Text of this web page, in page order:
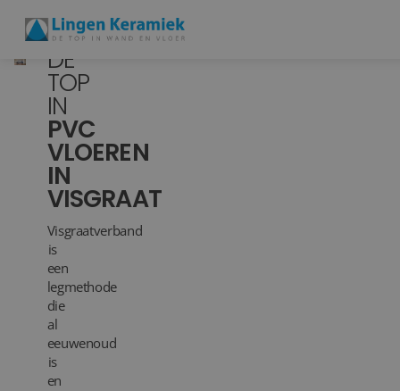
BADKAMERTEGELS
VLOERTEGELS
MEER PRODUCTEN
Stijlstudio's
Projecten
DE
TOP
IN
PVC
VLOEREN
IN
VISGRAAT
Visgraatverband
is
een
legmethode
die
al
eeuwenoud
is
en